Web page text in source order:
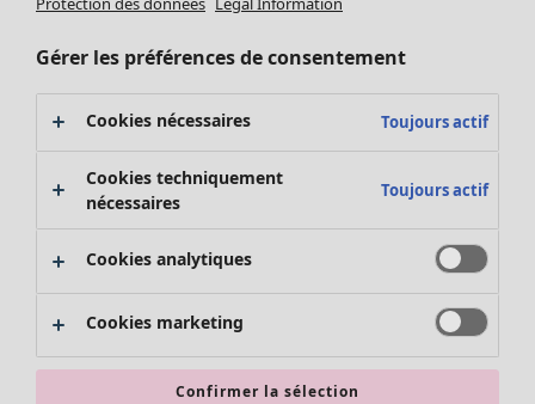
Tapis
Éponge
Promos SOLDES
Les promos de Gudrun Sjödén
Nouvel arrivage
Bonnes affaires en soldes - jusqu'à -70
Gérer les préférences de consentement
Cookies nécessaires Toujours actif
Cookies techniquement
nécessaires
Toujours actif
Cookies analytiques
Cookies marketing
Confirmer la sélection